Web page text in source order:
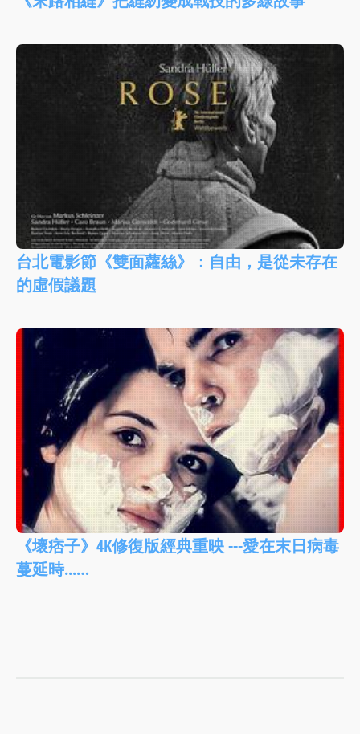
台北電影節《雙面蘿絲》：自由，是從未存在
的虛假議題
《壞痞子》4K修復版經典重映 ---愛在末日病毒
蔓延時...…